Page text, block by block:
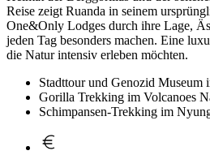
Reise zeigt Ruanda in seinem
One&Only Lodges durch ihre Lage,
jeden Tag besonders machen. Eine
die Natur intensiv erleben möchten.
Stadttour und Genozid Museum
Gorilla Trekking im Volcanoes
Schimpansen-Trekking im